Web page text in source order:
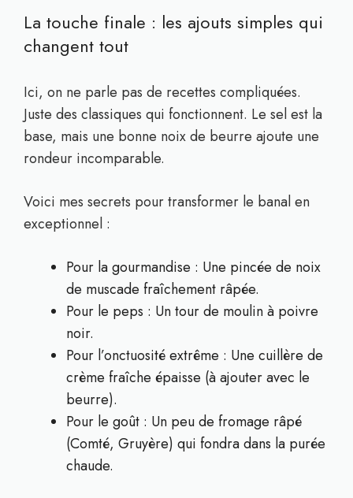
La touche finale : les ajouts simples qui
changent tout
Ici, on ne parle pas de recettes compliquées.
Juste des classiques qui fonctionnent. Le sel est la
base, mais une bonne noix de beurre ajoute une
rondeur incomparable.
Voici mes secrets pour transformer le banal en
exceptionnel :
Pour la gourmandise : Une pincée de noix
de muscade fraîchement râpée.
Pour le peps : Un tour de moulin à poivre
noir.
Pour l’onctuosité extrême : Une cuillère de
crème fraîche épaisse (à ajouter avec le
beurre).
Pour le goût : Un peu de fromage râpé
(Comté, Gruyère) qui fondra dans la purée
chaude.